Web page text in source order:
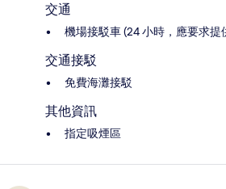
交通
機場接駁車 (24 小時，應要求提
交通接駁
免費海灘接駁
其他資訊
指定吸煙區